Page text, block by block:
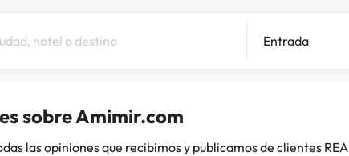
Entrada
sobre Amimir.com
las opiniones que recibimos y publicamos de clientes